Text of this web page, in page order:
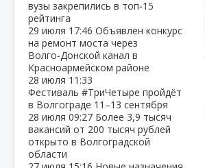
вузы закрепились в топ‑15
рейтинга
29 июля 17:46 Объявлен конкурс
на ремонт моста через
Волго‑Донской канал в
Красноармейском районе
28 июля 11:33
Фестиваль #ТриЧетыре пройдёт
в Волгограде 11–13 сентября
28 июля 09:27 Более 3,9 тысяч
вакансий от 200 тысяч рублей
открыто в Волгоградской
области